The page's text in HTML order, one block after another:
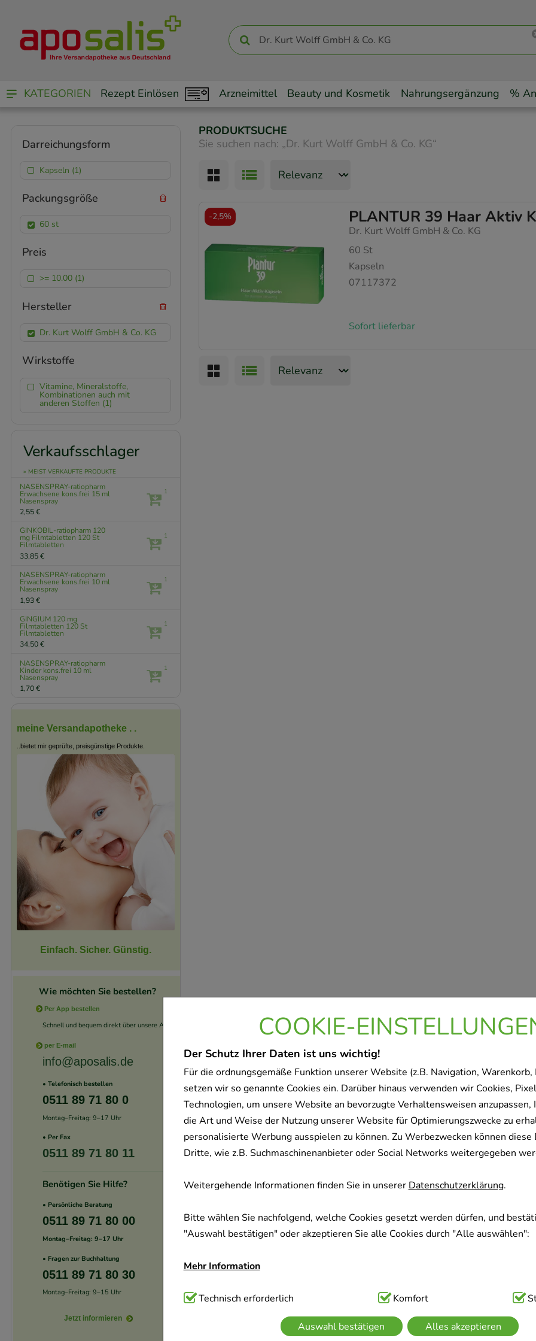
COOKIE-
Der Schutz Ihrer Daten ist uns wichtig!
Für die ordnungsgemäße Funktion unserer Website (z.B. Navigation, Warenkorb,
setzen wir so genannte Cookies ein. Darüber hinaus verwenden wir Cookies,
Technologien, um unsere Website an bevorzugte Verhaltensweisen anzupassen,
die Art und Weise der Nutzung unserer Website für Optimierungszwecke zu
personalisierte Werbung ausspielen zu können. Zu Werbezwecken können diese
Dritte, wie z.B. Suchmaschinenanbieter oder Social Networks weitergegeben
Weitergehende Informationen finden Sie in unsererDatenschutzerklärung.
Bitte wählen Sie nachfolgend, welche Cookies gesetzt werden dürfen, und
"Auswahl bestätigen" oder akzeptieren Sie alle Cookies durch "Alle auswählen":
Mehr Information
Technisch Notwendig:Hierbei handelt es sich um Cookies, die für die
Website notwendig sind (z.B. Navigation, Warenkorb, Kundenkonto), weshalb auf
verzichtet werden kann.
Technisch erforderlich Komfort
Auswahl bestätigen Alles akzeptieren
KATEGORIEN Rezept Einlösen Arzneimittel Beauty und Kosmetik Nahrungsergänzung %
PRODUKTSUCHE
Sie suchen nach: „Dr. Kurt Wolff GmbH & Co. KG“
PLANTUR 39 Haar Aktiv
Dr. Kurt Wolff GmbH & Co. KG
60 St
Kapseln
07117372
Sofort lieferbar
-2,5%
Darreichungsform
Kapseln (1)
Packungsgröße
60 st
Preis
>= 10.00 (1)
Hersteller
Dr. Kurt Wolff GmbH & Co. KG
Wirkstoffe
Vitamine, Mineralstoffe,
Kombinationen auch mit
anderen Stoffen (1)
Verkaufsschlager
» MEIST VERKAUFTE PRODUKTE
NASENSPRAY-ratiopharm
Erwachsene kons.frei 15 ml
Nasenspray
2,55 €
1
GINKOBIL-ratiopharm 120
mg Filmtabletten 120 St
Filmtabletten
33,85 €
1
NASENSPRAY-ratiopharm
Erwachsene kons.frei 10 ml
Nasenspray
1,93 €
1
GINGIUM 120 mg
Filmtabletten 120 St
Filmtabletten
34,50 €
1
NASENSPRAY-ratiopharm
Kinder kons.frei 10 ml
Nasenspray
1,70 €
1
meine Versandapotheke . .
..bietet mir geprüfte, preisgünstige Produkte.
Einfach. Sicher. Günstig.
Wie möchten Sie bestellen?
Per App bestellen
Schnell und bequem direkt über unsere App.
per E-mail
info@aposalis.de
• Telefonisch bestellen
0511 89 71 80 0
Montag–Freitag: 9–17 Uhr
• Per Fax
0511 89 71 80 11
Benötigen Sie Hilfe?
• Persönliche Beratung
0511 89 71 80 00
Montag–Freitag: 9–17 Uhr
• Fragen zur Buchhaltung
0511 89 71 80 30
Montag–Freitag: 9–15 Uhr
Jetzt informieren